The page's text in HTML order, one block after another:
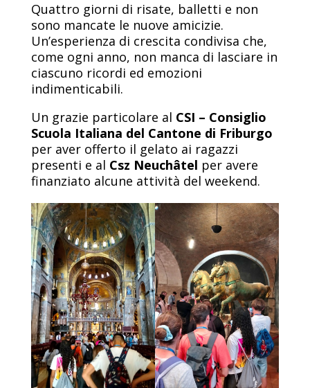
Quattro giorni di risate, balletti e non
sono mancate le nuove amicizie.
Un’esperienza di crescita condivisa che,
come ogni anno, non manca di lasciare in
ciascuno ricordi ed emozioni
indimenticabili.
Un grazie particolare al CSI – Consiglio
Scuola Italiana del Cantone di Friburgo
per aver offerto il gelato ai ragazzi
presenti e al Csz Neuchâtel per avere
finanziato alcune attività del weekend.